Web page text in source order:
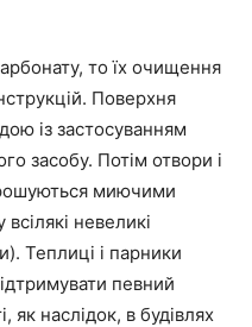
то їх очищення
Поверхня
із застосуванням
засобу. Потім отвори і
миючими
невеликі
Теплиці і парники
певний
як наслідок, в будівлях